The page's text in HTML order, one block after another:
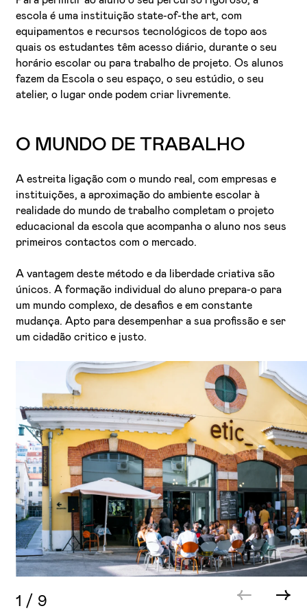
escola é uma instituição state-of-the art, com
equipamentos e recursos tecnológicos de topo aos
quais os estudantes têm acesso diário, durante o seu
horário escolar ou para trabalho de projeto. Os alunos
fazem da Escola o seu espaço, o seu estúdio, o seu
atelier, o lugar onde podem criar livremente.
O MUNDO DE TRABALHO
A estreita ligação com o mundo real, com empresas e
instituições, a aproximação do ambiente escolar à
realidade do mundo de trabalho completam o projeto
educacional da escola que acompanha o aluno nos seus
primeiros contactos com o mercado.
A vantagem deste método e da liberdade criativa são
únicos. A formação individual do aluno prepara-o para
um mundo complexo, de desafios e em constante
mudança. Apto para desempenhar a sua profissão e ser
um cidadão critico e justo.
1 / 9